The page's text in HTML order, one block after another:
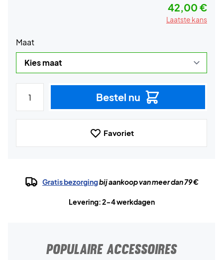
42,00 €
Laatste kans
Maat
Bestel nu
Favoriet
Gratis bezorgingbij aankoop van meer dan 79 €
Levering: 2-4 werkdagen
POPULAIRE ACCESSOIRES